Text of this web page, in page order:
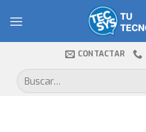
CONTACTAR
Buscar
por: